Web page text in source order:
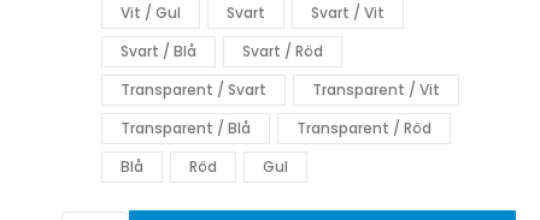
Vit / Gul
Svart
Svart / Vit
Svart / Blå
Svart / Röd
Transparent / Svart
Transparent / Vit
Transparent / Blå
Transparent / Röd
Blå
Röd Gul